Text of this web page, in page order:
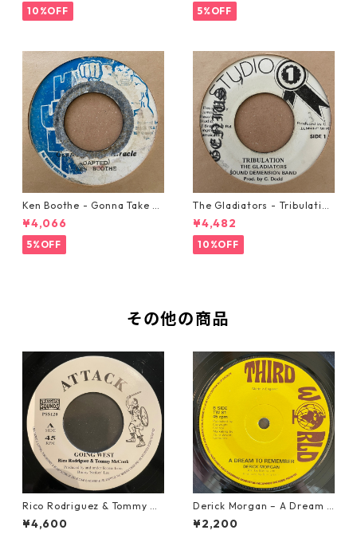
10%OFF 5%OFF
Ken Boothe - Gonna Take A
Miracle【7-21362】
¥4,066
5%OFF
The Gladiators - Tribulation
【7-21365】
¥4,482
10%OFF
その他の商品
Rico Rodriguez & Tommy Mc
Cook - Going West【7-2198
3】
¥4,600
Derick Morgan – A Dream T
o Remember【7-21824】
¥2,200